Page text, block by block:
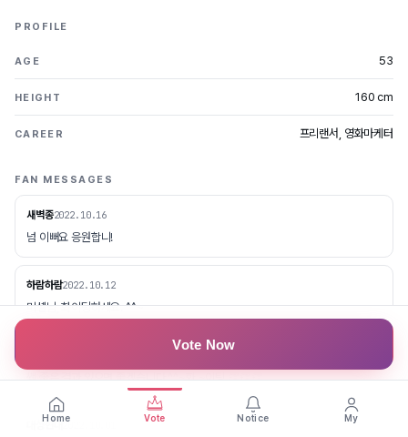
PROFILE
AGE 53
HEIGHT 160 cm
CAREER 프리랜서, 영화마케터
FAN MESSAGES
새벽종2022.10.16
넘 이뻐요 응원합니!
하람하람2022.10.12
미셸님, 화이팅하세요. ^^~
쌤 좋은 결과 있으면 좋겠습니다 ^^~화 ~이팅 👏👏👏
대성현대2022.10.01
Vote Now
Home Vote Notice My